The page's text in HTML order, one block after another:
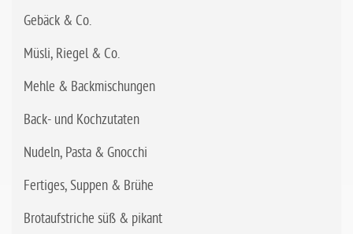
Gebäck & Co.
Müsli, Riegel & Co.
Mehle & Backmischungen
Back- und Kochzutaten
Nudeln, Pasta & Gnocchi
Fertiges, Suppen & Brühe
Brotaufstriche süß & pikant